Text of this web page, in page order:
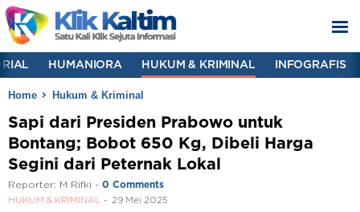
HUMANIORA HUKUM & KRIMINAL INFOGRAFIS
Home Hukum & Kriminal
Sapi dari Presiden Prabowo untuk
Bontang; Bobot 650 Kg, Dibeli Harga
Segini dari Peternak Lokal
Reporter: M Rifki - 0 Comments
HUKUM & KRIMINAL 29 Mei 2025